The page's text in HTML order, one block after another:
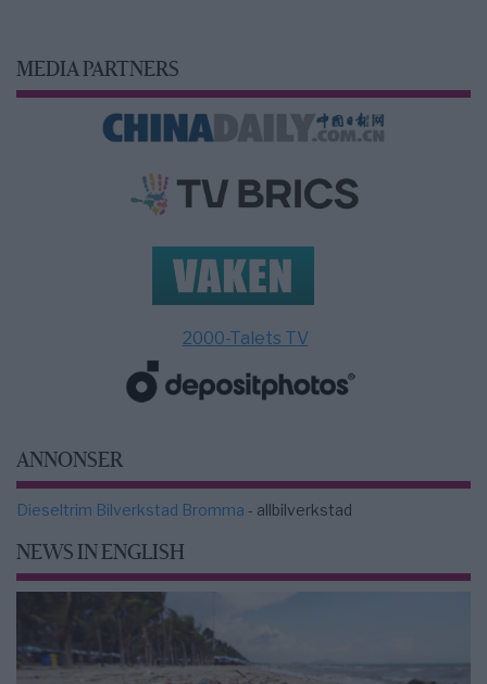
MEDIA PARTNERS
2000-Talets TV
ANNONSER
Dieseltrim Bilverkstad Bromma - allbilverkstad
NEWS IN ENGLISH